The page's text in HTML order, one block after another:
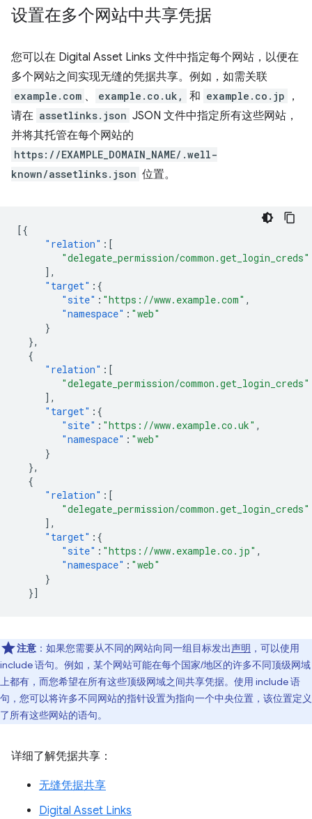
设置在多个网站中共享凭据
您可以在 Digital Asset Links 文件中指定每个网站，以便在
多个网站之间实现无缝的凭据共享。例如，如需关联
example.com 、 example.co.uk, 和 example.co.jp
，
请在 assetlinks.json JSON 文件中指定所有这些网站，
并将其托管在每个网站的
https://EXAMPLE_DOMAIN_NAME/.well-
known/assetlinks.json 位置。
[{
"relation" :[
"delegate_permission/common.get_login_creds"
],
"target" :{
"site" : "https://www.example.com" ,
"namespace" : "web"
}
},
{
"relation" :[
"delegate_permission/common.get_login_creds"
],
"target" :{
"site" : "https://www.example.co.uk" ,
"namespace" : "web"
}
},
{
"relation" :[
"delegate_permission/common.get_login_creds"
],
"target" :{
"site" : "https://www.example.co.jp" ,
"namespace" : "web"
}
}]
注意 ：如果您需要从不同的网站向同一组目标发出声明 ，可以使用
include 语句。例如，某个网站可能在每个国家/地区的许多不同顶级网域
上都有，而您希望在所有这些顶级网域之间共享凭据。使用 include 语
句，您可以将许多不同网站的指针设置为指向一个中央位置，该位置定义
了所有这些网站的语句。
详细了解凭据共享：
无缝凭据共享
Digital Asset Links